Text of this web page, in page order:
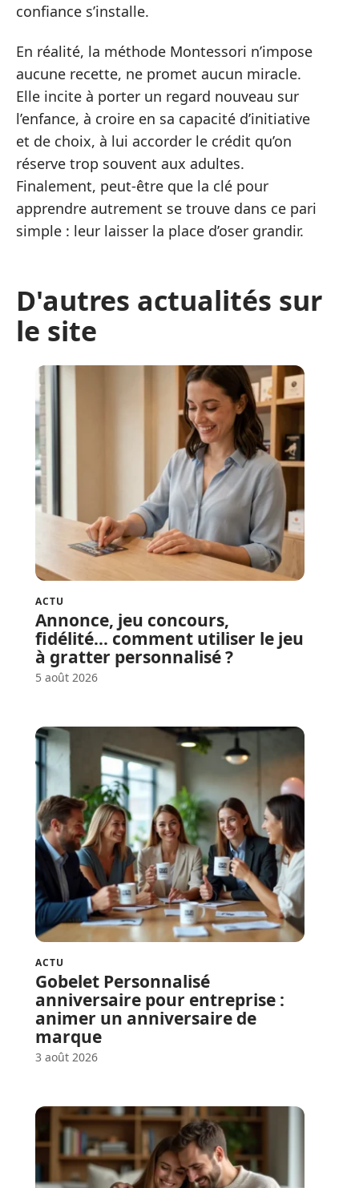
confiance s’installe.
En réalité, la méthode Montessori n’impose
aucune recette, ne promet aucun miracle.
Elle incite à porter un regard nouveau sur
l’enfance, à croire en sa capacité d’initiative
et de choix, à lui accorder le crédit qu’on
réserve trop souvent aux adultes.
Finalement, peut-être que la clé pour
apprendre autrement se trouve dans ce pari
simple : leur laisser la place d’oser grandir.
D'autres actualités sur
le site
ACTU
Annonce, jeu concours,
fidélité… comment utiliser le jeu
à gratter personnalisé ?
5 août 2026
ACTU
Gobelet Personnalisé
anniversaire pour entreprise :
animer un anniversaire de
marque
3 août 2026